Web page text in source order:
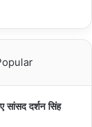
सांसद दर्शन सिंह